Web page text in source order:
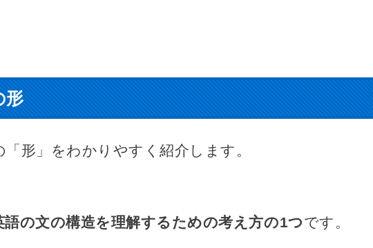
形
「形」をわかりやすく紹介します。
語の文の構造を理解するための考え方の1つです。